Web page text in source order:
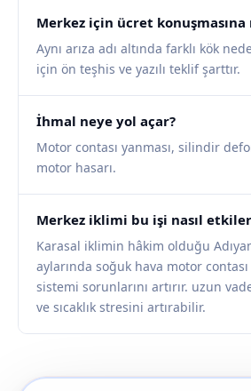
Merkez için ücret
Aynı arıza adı altında farklı kök
için ön teşhis ve yazılı teklif şarttır.
İhmal neye yol açar?
Motor contası yanması, silindir
motor hasarı.
Merkez iklimi bu işi nasıl
Karasal iklimin hâkim olduğu
aylarında soğuk hava motor
sistemi sorunlarını artırır. uzun
ve sıcaklık stresini artırabilir.